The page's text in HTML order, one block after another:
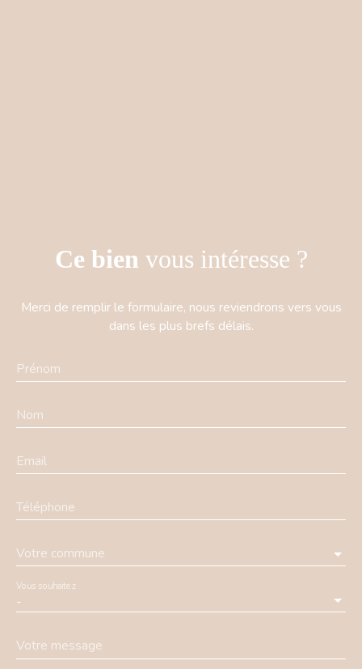
Ce bien vous intéresse ?
Merci de remplir le formulaire, nous reviendrons vers vous
dans les plus brefs délais.
Prénom
Nom
Email
Téléphone
Votre commune
-
Vous souhaitez
Votre message